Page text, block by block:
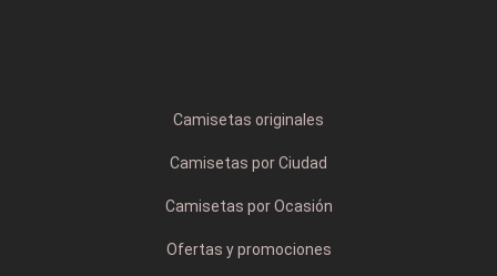
Camisetas originales
Camisetas por Ciudad
Camisetas por Ocasión
Ofertas y promociones